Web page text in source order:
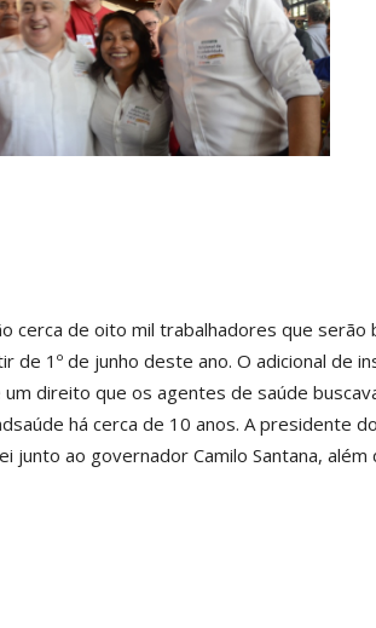
cerca de oito mil trabalhadores que
de 1º de junho deste ano. O adicional de
direito que os agentes de saúde
há cerca de 10 anos. A presidente
junto ao governador Camilo Santana,